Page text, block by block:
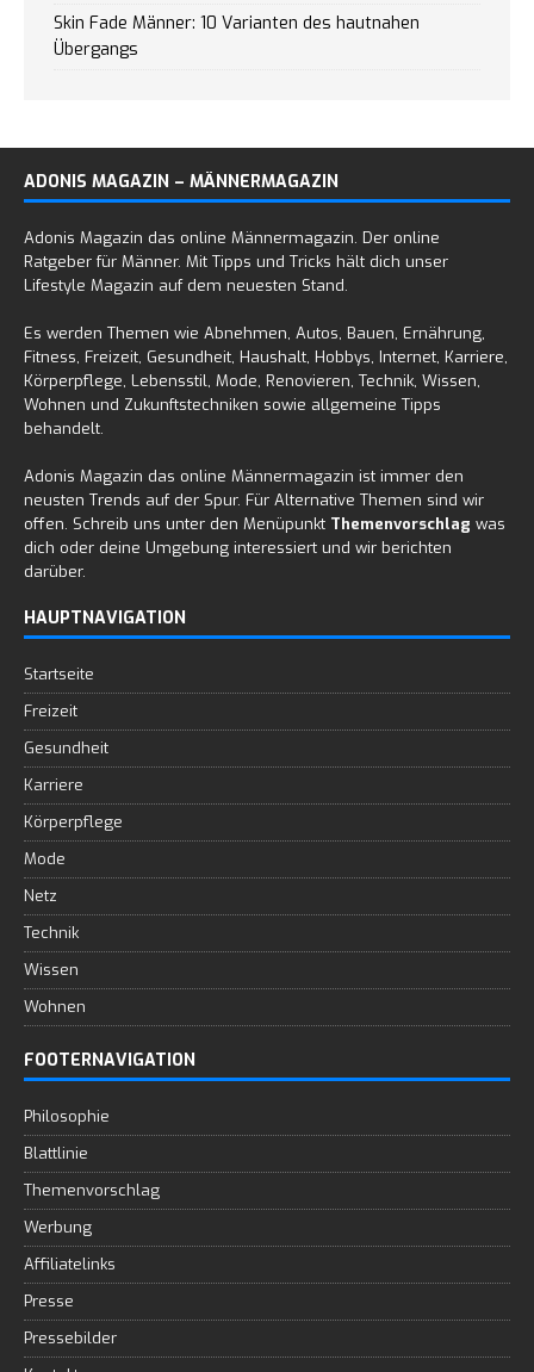
Skin Fade Männer: 10 Varianten des hautnahen
Übergangs
ADONIS MAGAZIN – MÄNNERMAGAZIN
Adonis Magazin das online Männermagazin. Der online
Ratgeber für Männer. Mit Tipps und Tricks hält dich unser
Lifestyle Magazin auf dem neuesten Stand.
Es werden Themen wie Abnehmen, Autos, Bauen, Ernährung,
Fitness, Freizeit, Gesundheit, Haushalt, Hobbys, Internet, Karriere,
Körperpflege, Lebensstil, Mode, Renovieren, Technik, Wissen,
Wohnen und Zukunftstechniken sowie allgemeine Tipps
behandelt.
Adonis Magazin das online Männermagazin ist immer den
neusten Trends auf der Spur. Für Alternative Themen sind wir
offen. Schreib uns unter den Menüpunkt Themenvorschlag was
dich oder deine Umgebung interessiert und wir berichten
darüber.
HAUPTNAVIGATION
Startseite
Freizeit
Gesundheit
Karriere
Körperpflege
Mode
Netz
Technik
Wissen
Wohnen
FOOTERNAVIGATION
Philosophie
Blattlinie
Themenvorschlag
Werbung
Affiliatelinks
Presse
Pressebilder